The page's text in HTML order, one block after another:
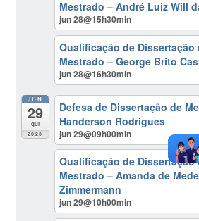
Mestrado – André Luiz Will
jun 28@15h30min
Qualificação de Dissertação
Mestrado – George Brito
jun 28@16h30min
JUN
29
qui
2023
Defesa de Dissertação de
Handerson Rodrigues
jun 29@09h00min
Qualificação de Dissertação
Mestrado – Amanda de
Zimmermann
jun 29@10h00min